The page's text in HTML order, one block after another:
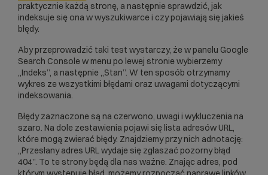
praktycznie każdą stronę, a następnie sprawdzić, jak
indeksuje się ona w wyszukiwarce i czy pojawiają się jakieś
błędy.
Aby przeprowadzić taki test wystarczy, że w panelu Google
Search Console w menu po lewej stronie wybierzemy
„Indeks”, a następnie „Stan”. W ten sposób otrzymamy
wykres ze wszystkimi błędami oraz uwagami dotyczącymi
indeksowania.
Błędy zaznaczone są na czerwono, uwagi i wykluczenia na
szaro. Na dole zestawienia pojawi się lista adresów URL,
które mogą zwierać błędy. Znajdziemy przy nich adnotację:
„Przesłany adres URL wydaje się zgłaszać pozorny błąd
404”. To te strony będą dla nas ważne. Znając adres, pod